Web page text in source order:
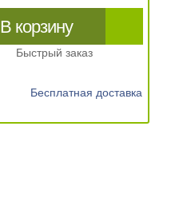
В корзину
Быстрый заказ
Бесплатная доставка